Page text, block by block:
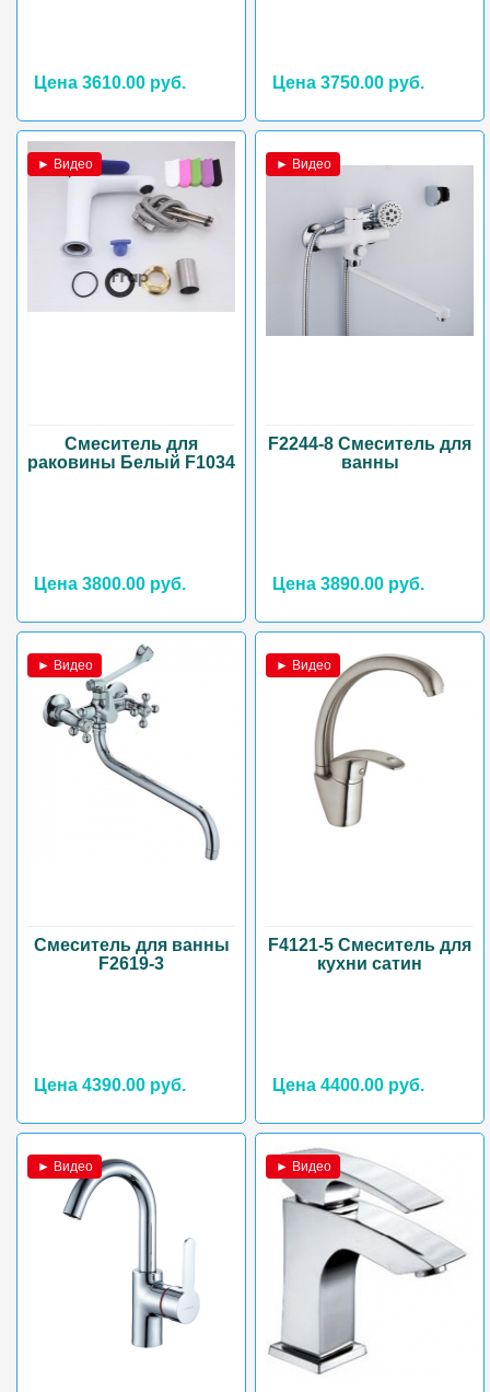
Цена 3610.00 руб. Цена 3750.00 руб.
► Видео
Смеситель для
раковины Белый F1034
Цена 3800.00 руб.
► Видео
F2244-8 Смеситель для
ванны
Цена 3890.00 руб.
► Видео
Смеситель для ванны
F2619-3
Цена 4390.00 руб.
► Видео
F4121-5 Смеситель для
кухни сатин
Цена 4400.00 руб.
► Видео ► Видео